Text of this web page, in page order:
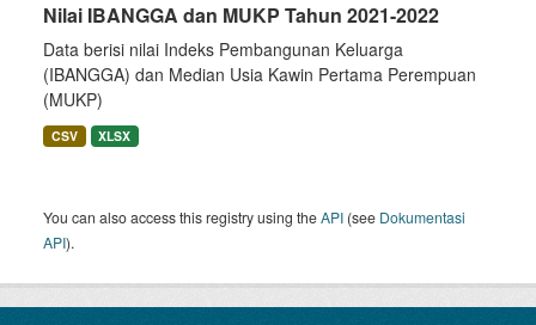
Nilai IBANGGA dan MUKP Tahun 2021-2022
Data berisi nilai Indeks Pembangunan Keluarga
(IBANGGA) dan Median Usia Kawin Pertama Perempuan
(MUKP)
CSV XLSX
You can also access this registry using theAPI (see Dokumentasi
API).